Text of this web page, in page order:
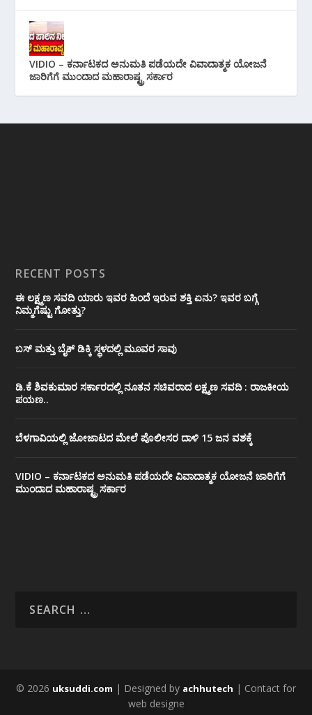
VIDIO – ಕರ್ನಾಟಕದ ಅನುಮತಿ ಪಡೆಯದೇ ವಿವಾದಾತ್ಮಕ ಯೋಜನೆ
ಜಾರಿಗೆಗೆ ಮುಂದಾದ ಮಹಾರಾಷ್ಟ್ರ ಸರ್ಕಾರ
RECENT POSTS
ಈ ಲಕ್ಷ್ಮಣ ಸವದಿ ಯಾರು ಇವರ ಹಿಂದೆ ಇರುವ ಶಕ್ತಿ ಏನು? ಇವರ ಬಗ್ಗೆ
ನಿಮ್ಮಗೆಷ್ಟು ಗೋತ್ತು?
ಬಸ್ ಮತ್ತು ಬೈಕ್ ಡಿಕ್ಕಿ ಸ್ಥಳದಲ್ಲಿ ಮೂವರ ಸಾವು
ಡಿ.ಕೆ ಶಿವಕುಮಾರ ಸರ್ಕಾರದಲ್ಲಿ ನೂತನ ಸಚಿವರಾದ ಲಕ್ಷ್ಮಣ ಸವದಿ : ರಾಜಕೀಯ
ಪಯಣ..
ಬೆಳಗಾವಿಯಲ್ಲಿ ಜೋಜಾಟದ ಮೇಲೆ ಪೊಲೀಸರ ದಾಳಿ 15 ಜನ ವಶಕ್ಕೆ
VIDIO – ಕರ್ನಾಟಕದ ಅನುಮತಿ ಪಡೆಯದೇ ವಿವಾದಾತ್ಮಕ ಯೋಜನೆ ಜಾರಿಗೆಗೆ
ಮುಂದಾದ ಮಹಾರಾಷ್ಟ್ರ ಸರ್ಕಾರ
© 2026 uksuddi.com | Designed by achhutech | Contact for
web designe